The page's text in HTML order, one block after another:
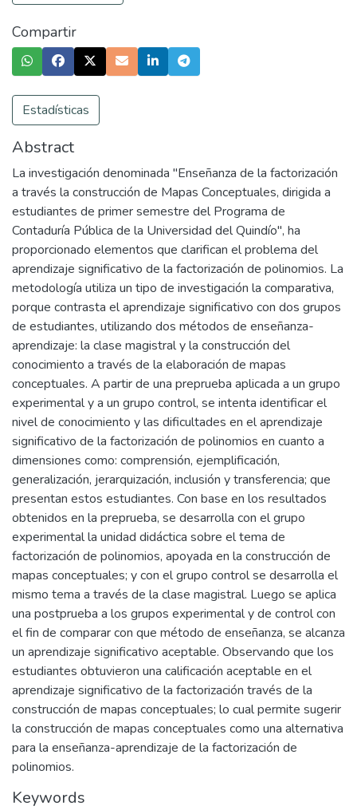
Compartir
Estadísticas
Abstract
La investigación denominada "Enseñanza de la factorización
a través la construcción de Mapas Conceptuales, dirigida a
estudiantes de primer semestre del Programa de
Contaduría Pública de la Universidad del Quindío", ha
proporcionado elementos que clarifican el problema del
aprendizaje significativo de la factorización de polinomios. La
metodología utiliza un tipo de investigación la comparativa,
porque contrasta el aprendizaje significativo con dos grupos
de estudiantes, utilizando dos métodos de enseñanza-
aprendizaje: la clase magistral y la construcción del
conocimiento a través de la elaboración de mapas
conceptuales. A partir de una preprueba aplicada a un grupo
experimental y a un grupo control, se intenta identificar el
nivel de conocimiento y las dificultades en el aprendizaje
significativo de la factorización de polinomios en cuanto a
dimensiones como: comprensión, ejemplificación,
generalización, jerarquización, inclusión y transferencia; que
presentan estos estudiantes. Con base en los resultados
obtenidos en la preprueba, se desarrolla con el grupo
experimental la unidad didáctica sobre el tema de
factorización de polinomios, apoyada en la construcción de
mapas conceptuales; y con el grupo control se desarrolla el
mismo tema a través de la clase magistral. Luego se aplica
una postprueba a los grupos experimental y de control con
el fin de comparar con que método de enseñanza, se alcanza
un aprendizaje significativo aceptable. Observando que los
estudiantes obtuvieron una calificación aceptable en el
aprendizaje significativo de la factorización través de la
construcción de mapas conceptuales; lo cual permite sugerir
la construcción de mapas conceptuales como una alternativa
para la enseñanza-aprendizaje de la factorización de
polinomios.
Keywords